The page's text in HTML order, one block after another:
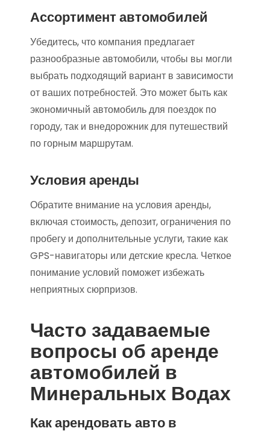
Ассортимент автомобилей
Убедитесь, что компания предлагает
разнообразные автомобили, чтобы вы могли
выбрать подходящий вариант в зависимости
от ваших потребностей. Это может быть как
экономичный автомобиль для поездок по
городу, так и внедорожник для путешествий
по горным маршрутам.
Условия аренды
Обратите внимание на условия аренды,
включая стоимость, депозит, ограничения по
пробегу и дополнительные услуги, такие как
GPS-навигаторы или детские кресла. Четкое
понимание условий поможет избежать
неприятных сюрпризов.
Часто задаваемые
вопросы об аренде
автомобилей в
Минеральных Водах
Как арендовать авто в